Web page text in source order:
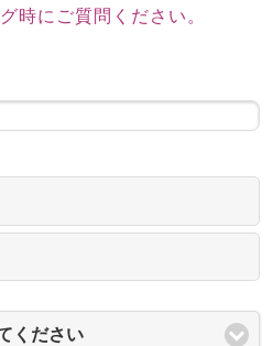
時にご質問ください。
ください